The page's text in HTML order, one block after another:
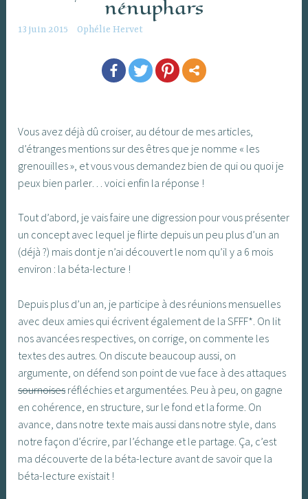
nénuphars
13 juin 2015 Ophélie Hervet
Vous avez déjà dû croiser, au détour de mes articles,
d’étranges mentions sur des êtres que je nomme « les
grenouilles », et vous vous demandez bien de qui ou quoi je
peux bien parler… voici enfin la réponse !
Tout d’abord, je vais faire une digression pour vous présenter
un concept avec lequel je flirte depuis un peu plus d’un an
(déjà ?) mais dont je n’ai découvert le nom qu’il y a 6 mois
environ : la béta-lecture !
Depuis plus d’un an, je participe à des réunions mensuelles
avec deux amies qui écrivent également de la SFFF*. On lit
nos avancées respectives, on corrige, on commente les
textes des autres. On discute beaucoup aussi, on
argumente, on défend son point de vue face à des attaques
sournoisesréfléchies et argumentées. Peu à peu, on gagne
en cohérence, en structure, sur le fond et la forme. On
avance, dans notre texte mais aussi dans notre style, dans
notre façon d’écrire, par l’échange et le partage. Ça, c’est
ma découverte de la béta-lecture avant de savoir que la
béta-lecture existait !